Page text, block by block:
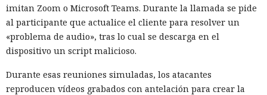
imitan Zoom o Microsoft Teams. Durante la llamada se pide
al participante que actualice el cliente para resolver un
«problema de audio», tras lo cual se descarga en el
dispositivo un script malicioso.
Durante esas reuniones simuladas, los atacantes
reproducen vídeos grabados con antelación para crear la